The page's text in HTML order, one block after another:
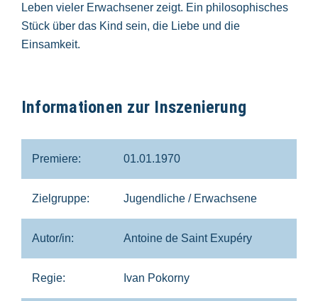
Leben vieler Erwachsener zeigt. Ein philosophisches
Stück über das Kind sein, die Liebe und die
Einsamkeit.
Informationen zur Inszenierung
Premiere: 01.01.1970
Zielgruppe: Jugendliche / Erwachsene
Autor/in: Antoine de Saint Exupéry
Regie: Ivan Pokorny